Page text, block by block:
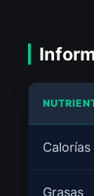
Calorías
Grasas